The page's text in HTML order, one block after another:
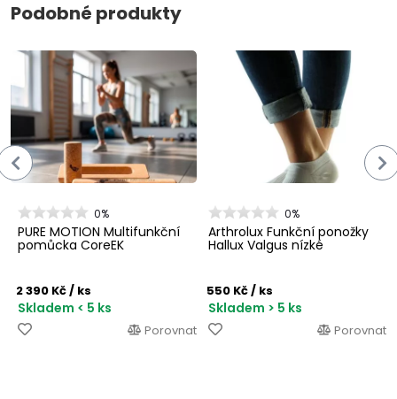
Podobné produkty
0%
PURE MOTION Multifunkční
pomůcka CoreEK
2 390 Kč/ ks
Skladem < 5 ks
Porovnat
0%
Arthrolux Funkční ponožky
Hallux Valgus nízké
550 Kč/ ks
Skladem > 5 ks
Porovnat